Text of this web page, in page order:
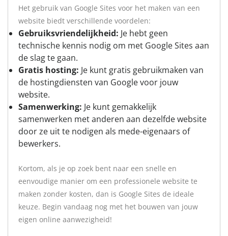
Het gebruik van Google Sites voor het maken van een
website biedt verschillende voordelen:
Gebruiksvriendelijkheid: Je hebt geen
technische kennis nodig om met Google Sites aan
de slag te gaan.
Gratis hosting: Je kunt gratis gebruikmaken van
de hostingdiensten van Google voor jouw
website.
Samenwerking: Je kunt gemakkelijk
samenwerken met anderen aan dezelfde website
door ze uit te nodigen als mede-eigenaars of
bewerkers.
Kortom, als je op zoek bent naar een snelle en
eenvoudige manier om een professionele website te
maken zonder kosten, dan is Google Sites de ideale
keuze. Begin vandaag nog met het bouwen van jouw
eigen online aanwezigheid!